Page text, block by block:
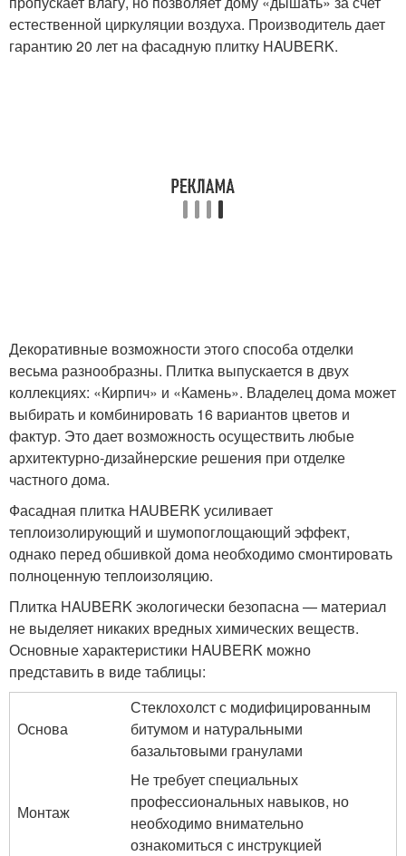
естественной циркуляции воздуха. Производитель дает
гарантию 20 лет на фасадную плитку HAUBERK.
Декоративные возможности этого способа отделки
весьма разнообразны. Плитка выпускается в двух
коллекциях: «Кирпич» и «Камень». Владелец дома может
выбирать и комбинировать 16 вариантов цветов и
фактур. Это дает возможность осуществить любые
архитектурно-дизайнерские решения при отделке
частного дома.
Фасадная плитка HAUBERK усиливает
теплоизолирующий и шумопоглощающий эффект,
однако перед обшивкой дома необходимо смонтировать
полноценную теплоизоляцию.
Плитка HAUBERK экологически безопасна — материал
не выделяет никаких вредных химических веществ.
Основные характеристики HAUBERK можно
представить в виде таблицы:
Основа
Стеклохолст с модифицированным
битумом и натуральными
базальтовыми гранулами
Монтаж
Не требует специальных
профессиональных навыков, но
необходимо внимательно
ознакомиться с инструкцией